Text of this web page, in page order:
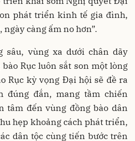
phát triển kinh tế gia đình,
càng ấm no hơn”.
sâu, vùng xa dưới chân dãy
Rục luôn sắt son một lòng
Rục kỳ vọng Đại hội sẽ đề ra
đúng đắn, mang tầm chiến
tâm đến vùng đồng bào dân
hẹp khoảng cách phát triển,
dân tộc cùng tiến bước trên